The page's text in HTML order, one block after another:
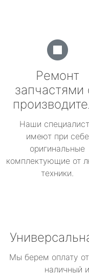
Ремонт
запчастями
Наши
имеют при себе
оригинальные
комплектующие от
техники.
Мы берем оплату
наличный